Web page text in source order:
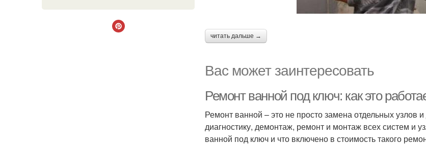
читать дальше →
Вас может заинтересовать
Ремонт ванной под ключ: как это
Ремонт ванной – это не просто замена отдельных узлов
диагностику, демонтаж, ремонт и монтаж всех систем и
ванной под ключ и что включено в стоимость такого